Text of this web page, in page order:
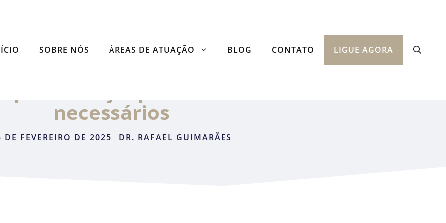
SOBRE NÓS ÁREAS DE ATUAÇÃO BLOG CONTATO LIGUE AGORA
necessários
DE FEVEREIRO DE 2025 DR. RAFAEL GUIMARÃES